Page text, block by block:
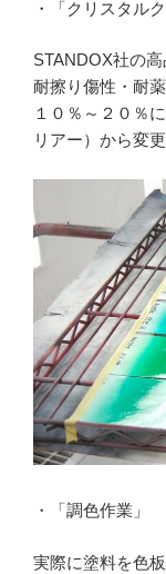
・「クリスタル
STANDOX社の
耐擦り傷性・耐
１０％～２０％
リアー）から変
・「調色作業」
実際に塗料を色